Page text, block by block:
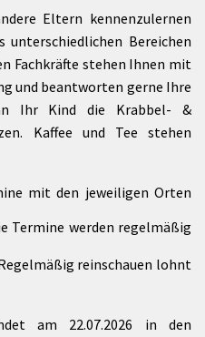
Eltern kennenzulernen
unterschiedlichen Bereichen
Fachkräfte stehen Ihnen mit
und beantworten gerne Ihre
Ihr Kind die Krabbel- &
Kaffee und Tee stehen
mit den jeweiligen Orten
Termine werden regelmäßig
reinschauen lohnt
am 22.07.2026 in den